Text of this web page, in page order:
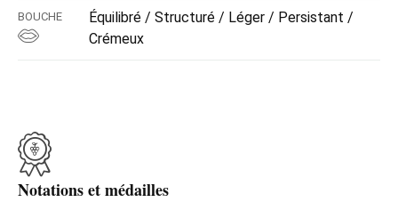
BOUCHE
Équilibré / Structuré / Léger / Persistant /
Crémeux
Notations et médailles